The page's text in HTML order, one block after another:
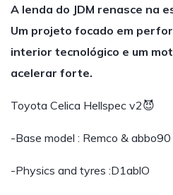
A lenda do JDM renasce na
Um projeto focado em
interior tecnológico e um
acelerar forte.
Toyota Celica Hellspec v2😈
-Base model : Remco & abbo90
-Physics and tyres :D1ablO